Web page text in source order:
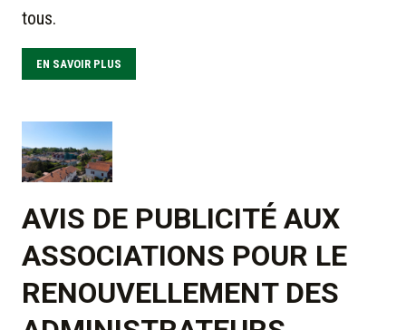
tous.
EN SAVOIR PLUS
AVIS DE PUBLICITÉ AUX
ASSOCIATIONS POUR LE
RENOUVELLEMENT DES